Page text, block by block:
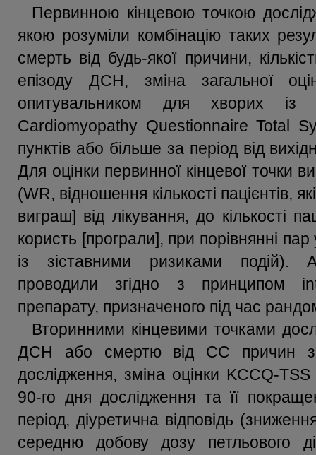
Первинною кінцевою точкою
якою розуміли комбінацію таких
смерть від будь-якої причини,
епізоду ДСН, зміна загальної
опитувальником для хворих із
Cardiomyopathy Questionnaire Total
пунктів або більше за період від
Для оцінки первинної кінцевої точки
(WR, відношення кількості пацієнтів,
виграш] від лікування, до кількості
користь [програли], при порівнянні пар
із зіставними ризиками подій).
проводили згідно з принципом
препарату, призначеного під час
Вторинними кінцевими точками
ДСН або смертю від СС причин за
дослідження, зміна оцінки KCCQ-
90-го дня дослідження та її
період, діуретична відповідь
середню добову дозу петльового